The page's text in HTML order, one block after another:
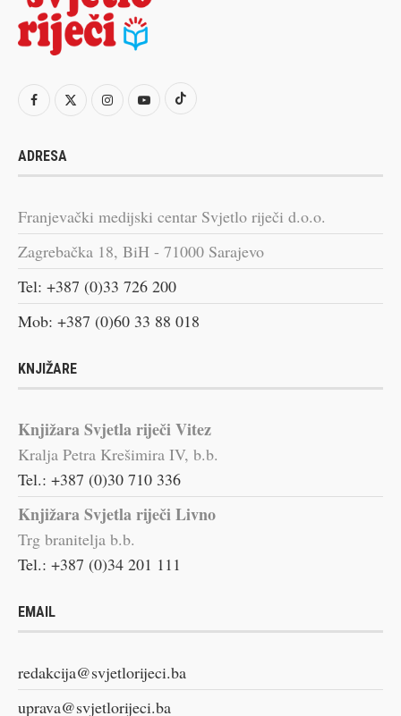
ADRESA
Franjevački medijski centar Svjetlo riječi d.o.o.
Zagrebačka 18, BiH - 71000 Sarajevo
Tel: +387 (0)33 726 200
Mob: +387 (0)60 33 88 018
KNJIŽARE
Knjižara Svjetla riječi Vitez
Kralja Petra Krešimira IV, b.b.
Tel.: +387 (0)30 710 336
Knjižara Svjetla riječi Livno
Trg branitelja b.b.
Tel.: +387 (0)34 201 111
EMAIL
redakcija@svjetlorijeci.ba
uprava@svjetlorijeci.ba